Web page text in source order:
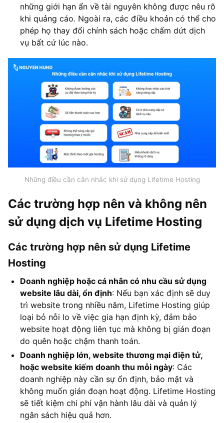
những giới hạn ẩn về tài nguyên không được nêu rõ
khi quảng cáo. Ngoài ra, các điều khoản có thể cho
phép họ thay đổi chính sách hoặc chấm dứt dịch
vụ bất cứ lúc nào.
Những điều cần cân nhắc khi sử dụng Lifetime Hosting
Các trường hợp nên và không nên
sử dụng dịch vụ Lifetime Hosting
Các trường hợp nên sử dụng Lifetime
Hosting
Doanh nghiệp hoặc cá nhân có nhu cầu sử dụng
website lâu dài, ổn định: Nếu bạn xác định sẽ duy
trì website trong nhiều năm, Lifetime Hosting giúp
loại bỏ nỗi lo về việc gia hạn định kỳ, đảm bảo
website hoạt động liên tục mà không bị gián đoạn
do quên hoặc chậm thanh toán.
Doanh nghiệp lớn, website thương mại điện tử,
hoặc website kiếm doanh thu mỗi ngày: Các
doanh nghiệp này cần sự ổn định, bảo mật và
không muốn gián đoạn hoạt động. Lifetime Hosting
sẽ tiết kiệm chi phí vận hành lâu dài và quản lý
ngân sách hiệu quả hơn.